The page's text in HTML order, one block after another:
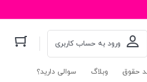
ورود به حساب کاربری
حقوق وبلاگ سوالی دارید؟